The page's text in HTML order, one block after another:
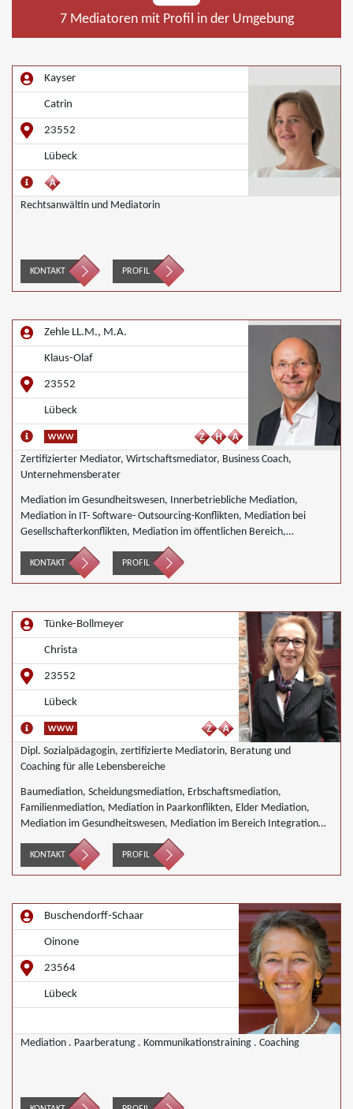
7 Mediatoren mit Profil in der Umgebung
Kayser
Catrin
23552
Lübeck
Rechtsanwältin und Mediatorin
KONTAKT PROFIL
Zehle LL.M., M.A.
Klaus-Olaf
23552
Lübeck
Zertifizierter Mediator, Wirtschaftsmediator, Business Coach,
Unternehmensberater
Mediation im Gesundheitswesen, Innerbetriebliche Mediation,
Mediation in IT- Software- Outsourcing-Konflikten, Mediation bei
Gesellschafterkonflikten, Mediation im öffentlichen Bereich,
Mediation bei Team- und Gruppenkonflikten, Mediation von
Unternehmensnachfolgen, Mediation in der Wohnungswirtschaft,
Wirtschaftsmediation
KONTAKT PROFIL
Tünke-Bollmeyer
Christa
23552
Lübeck
Dipl. Sozialpädagogin, zertifizierte Mediatorin, Beratung und
Coaching für alle Lebensbereiche
Baumediation, Scheidungsmediation, Erbschaftsmediation,
Familienmediation, Mediation in Paarkonflikten, Elder Mediation,
Mediation im Gesundheitswesen, Mediation im Bereich Integration
und Inklusion, Innerbetriebliche Mediation, Mediation von
Generationskonflikten, Mediation bei Gesellschafterkonflikten,
Mediation bei Team- und Gruppenkonflikten, Mediation von
Begleiteter Umgang, Wirtschaftsmediation
KONTAKT PROFIL
Buschendorff-Schaar
Oinone
23564
Lübeck
Mediation . Paarberatung . Kommunikationstraining . Coaching